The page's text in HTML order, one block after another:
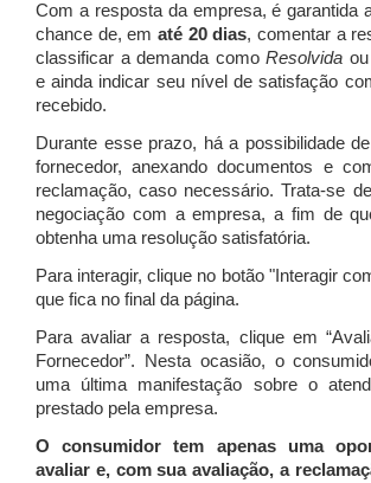
Com a resposta da empresa, é garantida
chance de, em até 20 dias, comentar a
classificar a demanda comoResolvida
e ainda indicar seu nível de satisfação
recebido.
Durante esse prazo, há a possibilidade
fornecedor, anexando documentos e
reclamação, caso necessário.Trata-se
negociação com a empresa, a fim de
obtenha uma resolução satisfatória.
Para interagir, clique no botão "Interagir
que fica no final da página.
Para avaliar a resposta, clique em
Fornecedor”. Nesta ocasião, o
uma última manifestação sobre o
prestado pela empresa.
O consumidor tem apenas uma
avaliar e, com sua avaliação, a